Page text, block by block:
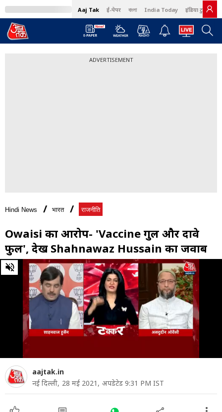
Aaj Tak ई-पेपर বাংলা India Today इंडिया टुडे हिंदी
ADVERTISEMENT
Hindi News भारत राजनीति
Owaisi का आरोप- 'Vaccine गुल और दावे
फुल', देखें Shahnawaz Hussain का जवाब
0
of
minutes,
seconds
aajtak.in
नई दिल्ली, 28 मई 2021, अपडेटेड 9:31 PM IST